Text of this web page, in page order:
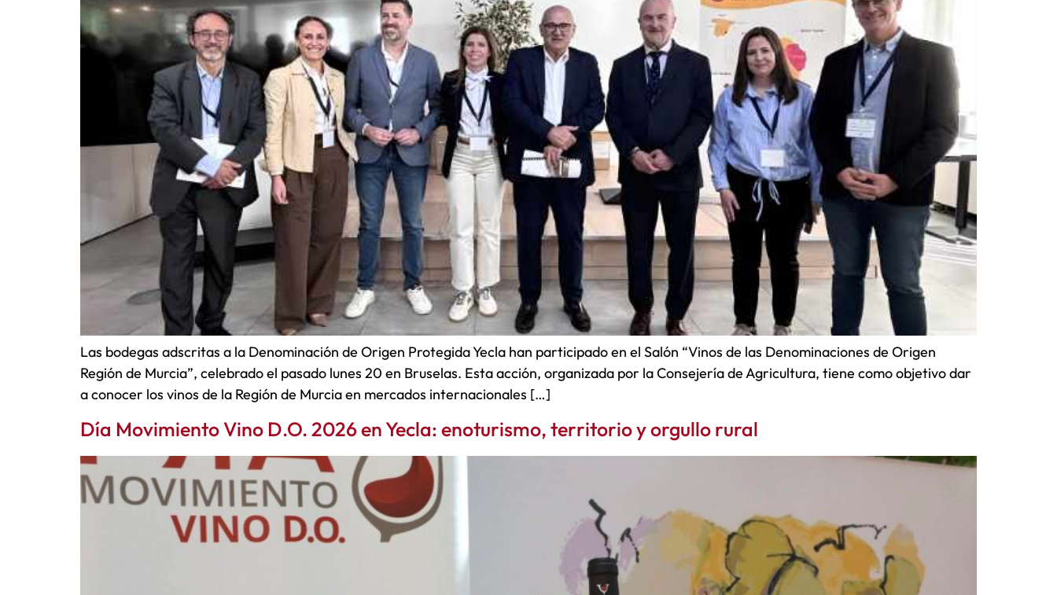
Las bodegas adscritas a la Denominación de Origen Protegida Yecla han participado en el Salón “Vinos de las Denominaciones de Origen
Región de Murcia”, celebrado el pasado lunes 20 en Bruselas. Esta acción, organizada por la Consejería de Agricultura, tiene como objetivo dar
a conocer los vinos de la Región de Murcia en mercados internacionales […]
Día Movimiento Vino D.O. 2026 en Yecla: enoturismo, territorio y orgullo rural